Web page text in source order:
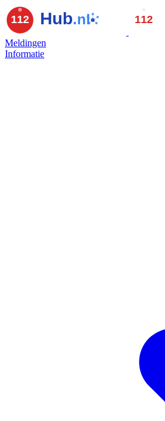
Meldingen
Informatie